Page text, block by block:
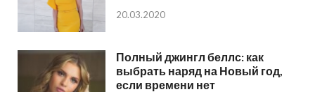
20.03.2020
Полный джингл беллс: как
выбрать наряд на Новый год,
если времени нет